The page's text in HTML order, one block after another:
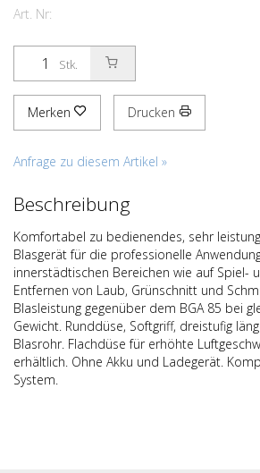
Art. Nr:
Stk.
Merken Drucken
Anfrage zu diesem Artikel »
Beschreibung
Komfortabel zu bedienendes, sehr
Blasgerät für die professionelle
innerstädtischen Bereichen wie auf Spiel-
Entfernen von Laub, Grünschnitt und
Blasleistung gegenüber dem BGA 85 bei
Gewicht. Runddüse, Softgriff, dreistufig
Blasrohr. Flachdüse für erhöhte
erhältlich. Ohne Akku und Ladegerät.
System.